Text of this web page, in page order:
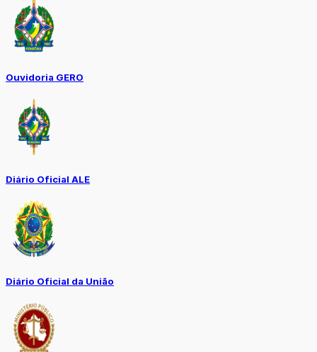
Ouvidoria GERO
Diário Oficial ALE
Diário Oficial da União